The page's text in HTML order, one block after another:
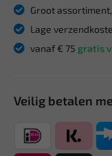
Groot assortiment,
Lage
vanaf € 75 gratis
Veilig betalen